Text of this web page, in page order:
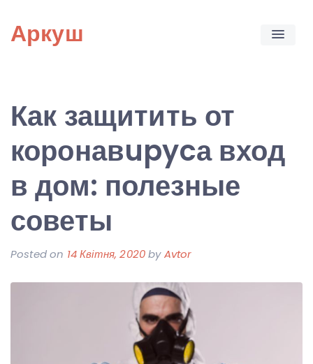
content
Аркуш
Как защитить от
коронавupycа вход
в дом: полезные
советы
Posted on 14 Квітня, 2020byAvtor